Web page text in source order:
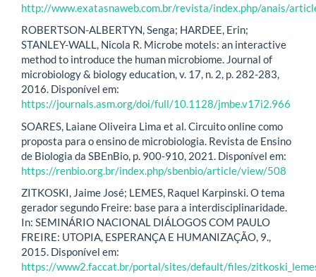
http://www.exatasnaweb.com.br/revista/index.php/anais/
ROBERTSON-ALBERTYN, Senga; HARDEE, Erin;
STANLEY-WALL, Nicola R. Microbe motels: an interactive
method to introduce the human microbiome. Journal of
microbiology & biology education, v. 17, n. 2, p. 282-283,
2016. Disponível em:
https://journals.asm.org/doi/full/10.1128/jmbe.v17i2.966
SOARES, Laiane Oliveira Lima et al. Circuito online como
proposta para o ensino de microbiologia. Revista de Ensino
de Biologia da SBEnBio, p. 900-910, 2021. Disponível em:
https://renbio.org.br/index.php/sbenbio/article/view/508
ZITKOSKI, Jaime José; LEMES, Raquel Karpinski. O tema
gerador segundo Freire: base para a interdisciplinaridade.
In: SEMINÁRIO NACIONAL DIÁLOGOS COM PAULO
FREIRE: UTOPIA, ESPERANÇA E HUMANIZAÇÃO, 9.,
2015. Disponível em:
https://www2.faccat.br/portal/sites/default/files/